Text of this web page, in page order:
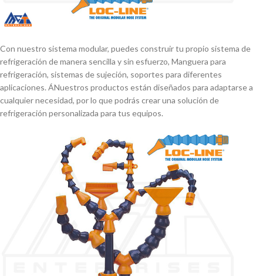
Con nuestro sistema modular, puedes construir tu propio sistema de
refrigeración de manera sencilla y sin esfuerzo, Manguera para
refrigeración, sistemas de sujeción, soportes para diferentes
aplicaciones. ÁNuestros productos están diseñados para adaptarse a
cualquier necesidad, por lo que podrás crear una solución de
refrigeración personalizada para tus equipos.